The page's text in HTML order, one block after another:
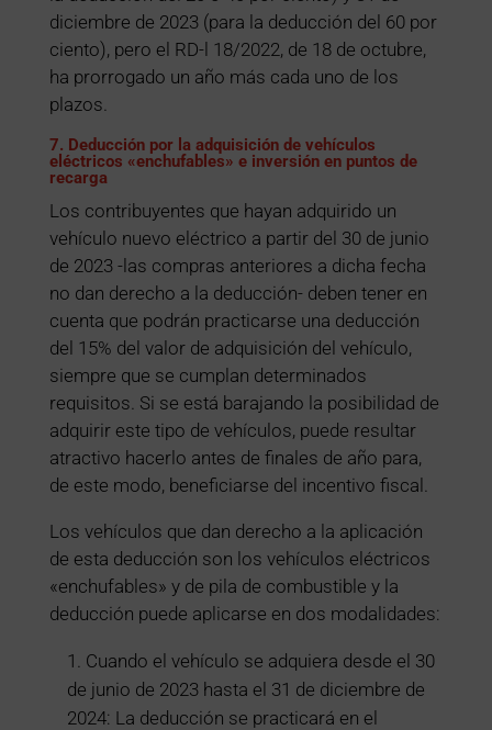
diciembre de 2023 (para la deducción del 60 por
ciento), pero el RD-l 18/2022, de 18 de octubre,
ha prorrogado un año más cada uno de los
plazos.
7. Deducción por la adquisición de vehículos
eléctricos «enchufables» e inversión en puntos de
recarga
Los contribuyentes que hayan adquirido un
vehículo nuevo eléctrico a partir del 30 de junio
de 2023 -las compras anteriores a dicha fecha
no dan derecho a la deducción- deben tener en
cuenta que podrán practicarse una deducción
del 15% del valor de adquisición del vehículo,
siempre que se cumplan determinados
requisitos. Si se está barajando la posibilidad de
adquirir este tipo de vehículos, puede resultar
atractivo hacerlo antes de finales de año para,
de este modo, beneficiarse del incentivo fiscal.
Los vehículos que dan derecho a la aplicación
de esta deducción son los vehículos eléctricos
«enchufables» y de pila de combustible y la
deducción puede aplicarse en dos modalidades:
Cuando el vehículo se adquiera desde el 30
de junio de 2023 hasta el 31 de diciembre de
2024: La deducción se practicará en el